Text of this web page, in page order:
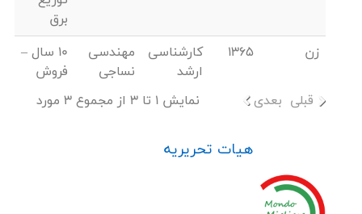
برق
زن
1365
کارشناسی
ارشد
مهندسی
نساجی
10 سال –
فروش
نمایش 1 تا 3 از مجموع 3 مورد
قبلی بعدی
هیات تحریریه